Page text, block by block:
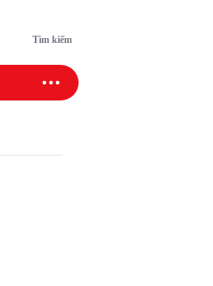
Tìm kiếm
SAO SPORT